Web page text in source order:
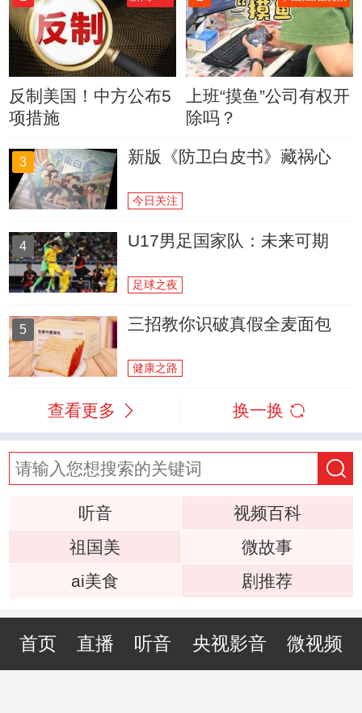
反制美国！中方公布5
项措施
上班“摸鱼”公司有权开
除吗？
3 新版《防卫白皮书》藏祸心
今日关注
4 U17男足国家队：未来可期
足球之夜
5 三招教你识破真假全麦面包
健康之路
查看更多 换一换
听音
视频百科
祖国美
微故事
ai美食
剧推荐
首页 直播 听音 央视影音 微视频